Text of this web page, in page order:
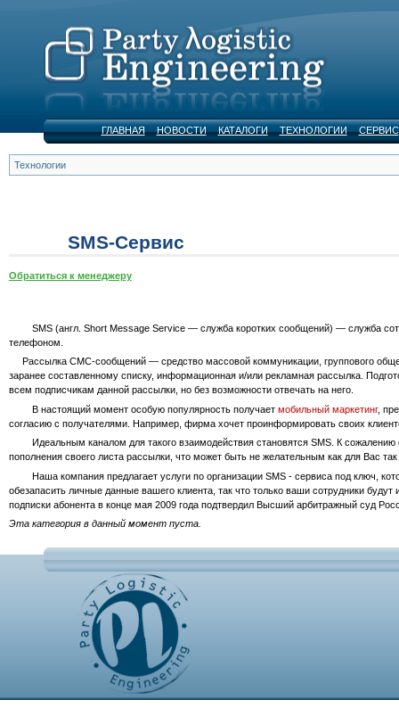
ГЛАВНАЯ НОВОСТИ КАТАЛОГИ ТЕХНОЛОГИИ СЕРВИС
Технологии
SMS-Сервис
Обратиться к менеджеру
SMS(англ. Short Message Service — служба коротких сообщений) — служба
телефоном.
Рассылка СМС-сообщений— средство массовой коммуникации, группового
заранее составленному списку, информационная и/или рекламная рассылка.
всем подписчикам данной рассылки, но без возможности отвечать на него.
Внастоящий момент особую популярность получает мобильный маркетинг,
согласию с получателями. Например, фирма хочет проинформировать своих
Идеальным каналом для такого взаимодействия становятся SMS. К
пополнения своего листа рассылки, что может быть не желательным как для Вас
Нашакомпания предлагает услуги по организации SMS - сервиса под ключ,
обезапасить личные данные вашего клиента, так что только ваши сотрудники
подписки абонента в конце мая 2009 года подтвердил Высший арбитражный суд
Эта категория в данный момент пуста.